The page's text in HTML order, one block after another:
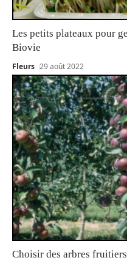
Les petits plateaux pour
Biovie
Fleurs 29 août 2022
Choisir des arbres